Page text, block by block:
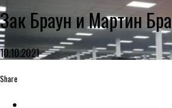
Зак Браун и Мартин
10.10.2021
Share